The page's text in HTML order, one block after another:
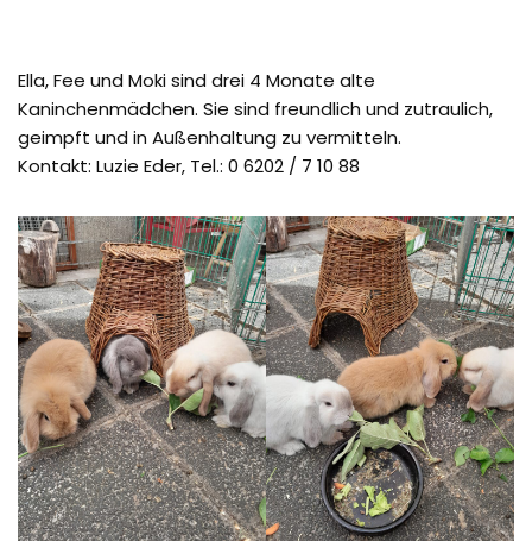
Ella, Fee und Moki sind drei 4 Monate alte
Kaninchenmädchen. Sie sind freundlich und zutraulich,
geimpft und in Außenhaltung zu vermitteln.
Kontakt: Luzie Eder, Tel.: 0 6202 / 7 10 88